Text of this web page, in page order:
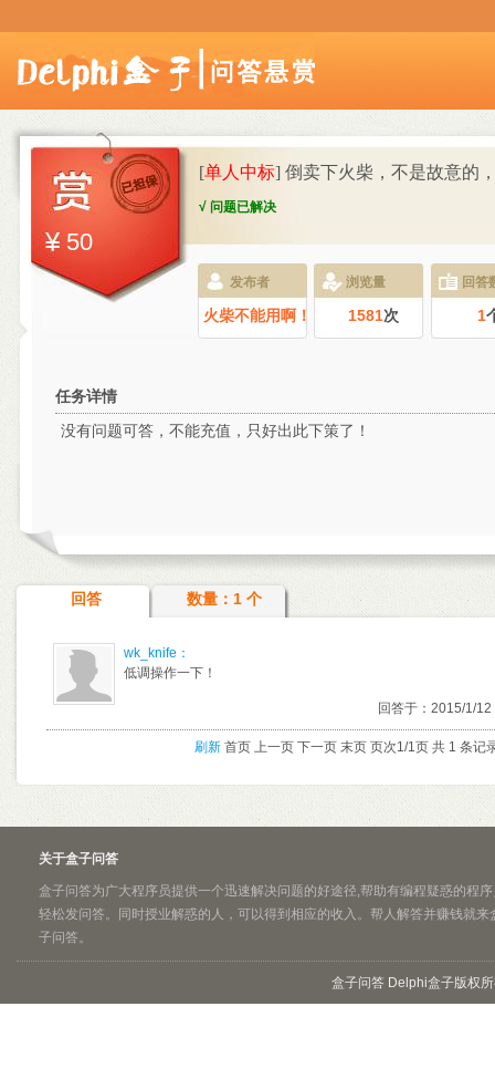
[单人中标] 倒卖下火柴，不是故意的
√ 问题已解决
50
发布者
火柴不能用啊！
浏览量
1581次
回答
1
任务详情
没有问题可答，不能充值，只好出此下策了！
回答 数量：1 个
wk_knife：
低调操作一下！
回答于：2015/1/
刷新首页 上一页 下一页 末页 页次1/1页 共 1 条记
关于盒子问答
盒子问答为广大程序员提供一个迅速解决问题的好途径,帮助有编程疑惑的程
轻松发问答。同时授业解惑的人，可以得到相应的收入。帮人解答并赚钱就来
子问答。
盒子问答 Delphi盒子版权